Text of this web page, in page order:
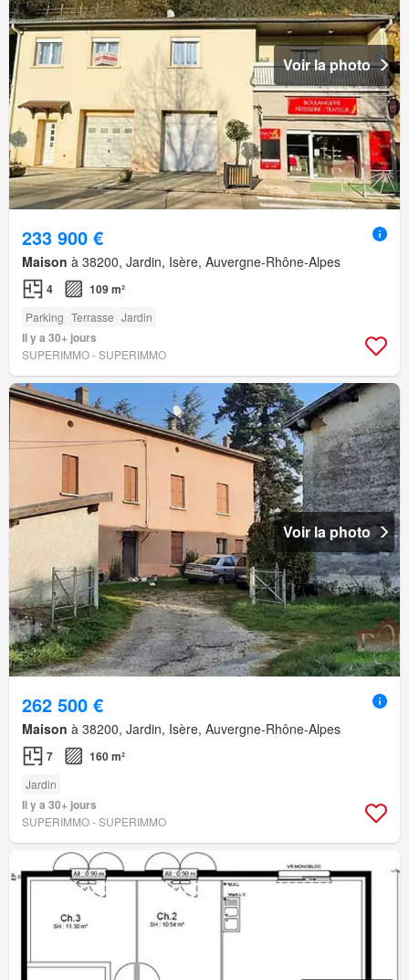
Voir la photo
233 900 €
Maison à 38200, Jardin, Isère, Auvergne-Rhône-Alpes
4 109 m²
Parking Terrasse Jardin
Il y a 30+ jours
SUPERIMMO - SUPERIMMO
Voir la photo
262 500 €
Maison à 38200, Jardin, Isère, Auvergne-Rhône-Alpes
7 160 m²
Jardin
Il y a 30+ jours
SUPERIMMO - SUPERIMMO